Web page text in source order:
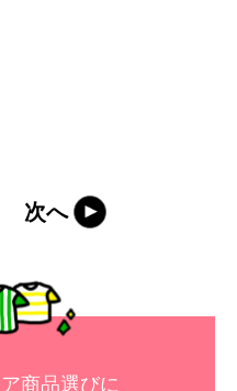
次へ
商品選びに